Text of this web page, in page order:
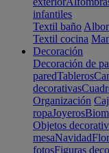
infantiles
Textil baño
Textil cocina
Decoración
Decoración de
paredTableros
decorativas
Organización
ropaJoyeros
Objetos
mesaNavidad
fotosFiguras